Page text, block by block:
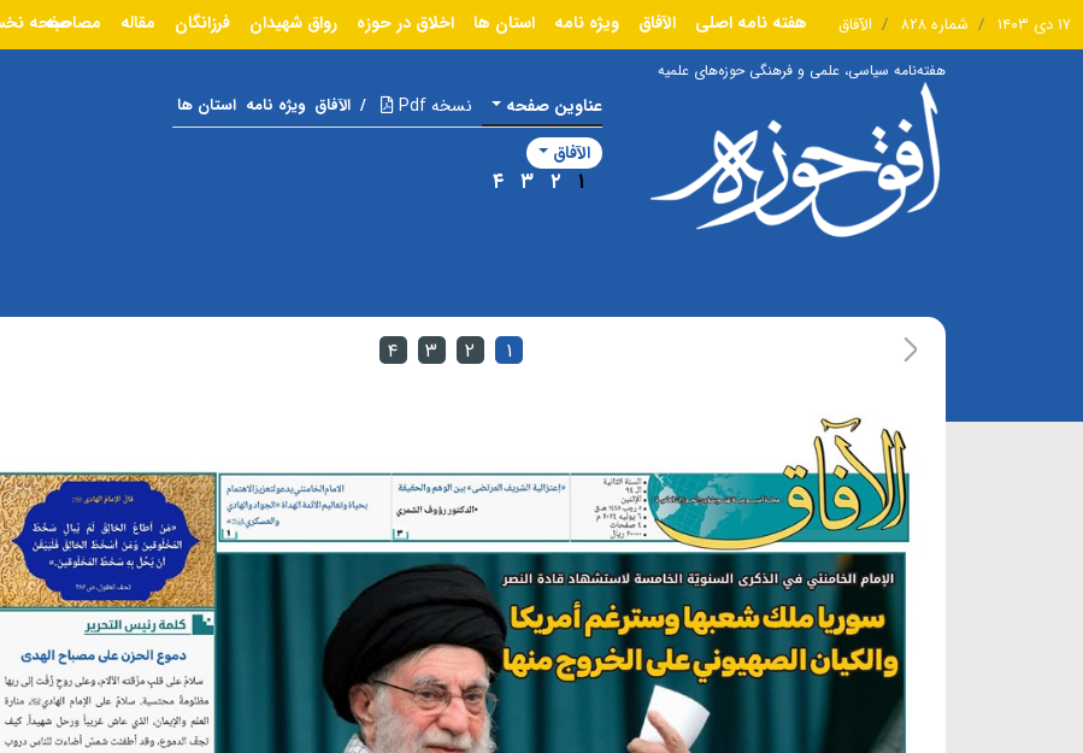
۱۷ دی ۱۴۰۳ شماره ۸۲۸ الآفاق هفته نامه اصلی الآفاق ویژه نامه استان ها اخلاق در حوزه رواق شهیدان فرزانگان مقاله مصاحبه
صفحه
هفته‌نامه سیاسی، علمی و فرهنگی حوزه‌های علمیه
عناوین صفحه نسخه Pdf / الآفاق ویژه نامه استان ها
الآفاق
۱ ۲ ۳ ۴
۱ ۲ ۳ ۴